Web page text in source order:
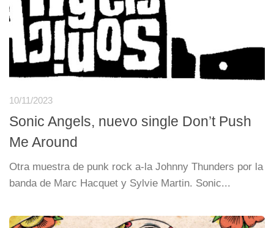
10/11/2023
Sonic Angels, nuevo single Don’t Push
Me Around
Otra muestra de punk rock a-la Johnny Thunders por la
banda de Marc Hacquet y Sylvie Martin. Sonic...